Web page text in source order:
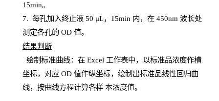
15min。
7. 每孔加入终止液 50 μL， 15min 内，在450nm 波长处
测定各孔的 OD 值。
结果判断
绘制标准曲线：在 Excel 工作表中，以标准品浓度作横
坐标，对应OD 值作纵坐标，绘制出标准品线性回归曲
线，按曲线方程计算各样 本浓度值。